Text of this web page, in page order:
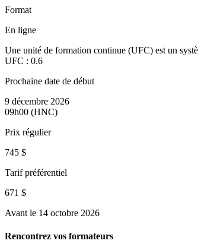
Format
En ligne
Une unité de formation continue (UFC) est un
UFC : 0.6
Prochaine date de début
9 décembre 2026
09h00 (HNC)
Prix régulier
745 $
Tarif préférentiel
671 $
Avant le 14 octobre 2026
Rencontrez vos formateurs